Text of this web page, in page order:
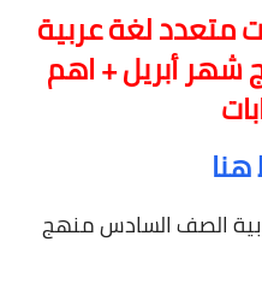
متعدد لغة عربية
أبريل + اهم
الصف السادس منهج